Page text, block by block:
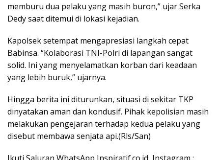
memburu dua pelaku yang masih buron,” ujar Serka
Dedy saat ditemui di lokasi kejadian.
Kapolsek setempat mengapresiasi langkah cepat
Babinsa. “Kolaborasi TNI-Polri di lapangan sangat
solid. Ini yang menyelamatkan korban dari keadaan
yang lebih buruk,” ujarnya.
Hingga berita ini diturunkan, situasi di sekitar TKP
dinyatakan aman dan kondusif. Pihak kepolisian masih
melakukan pengejaran terhadap kedua pelaku yang
disebut membawa senjata api.(Rls/San)
Ikuti Saluran WhatsApp Inspiratif.co.id, Instagram :